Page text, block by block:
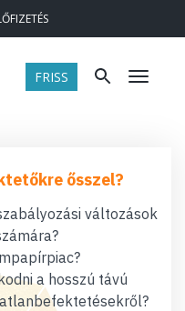
FRISS Menü
ősszel?
változások
a hosszú távú